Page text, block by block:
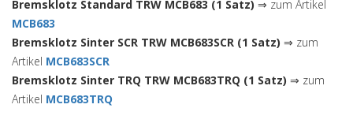
Bremsklotz Standard TRW MCB683 (1 Satz) ⇒ zum Artikel
MCB683
Bremsklotz Sinter SCR TRW MCB683SCR (1 Satz) ⇒ zum
Artikel MCB683SCR
Bremsklotz Sinter TRQ TRW MCB683TRQ (1 Satz) ⇒ zum
Artikel MCB683TRQ